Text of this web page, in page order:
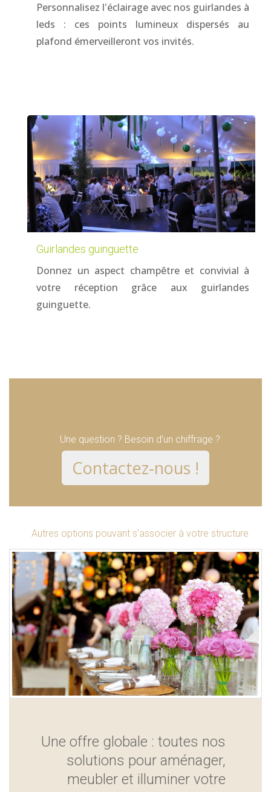
Personnalisez l'éclairage avec nos guirlandes à
leds : ces points lumineux dispersés au
plafond émerveilleront vos invités.
Guirlandes guinguette
Donnez un aspect champêtre et convivial à
votre réception grâce aux guirlandes
guinguette.
Une question ? Besoin d’un chiffrage ?
Contactez-nous !
Autres options pouvant s’associer à votre structure
Une offre globale : toutes nos
solutions pour aménager,
meubler et illuminer votre